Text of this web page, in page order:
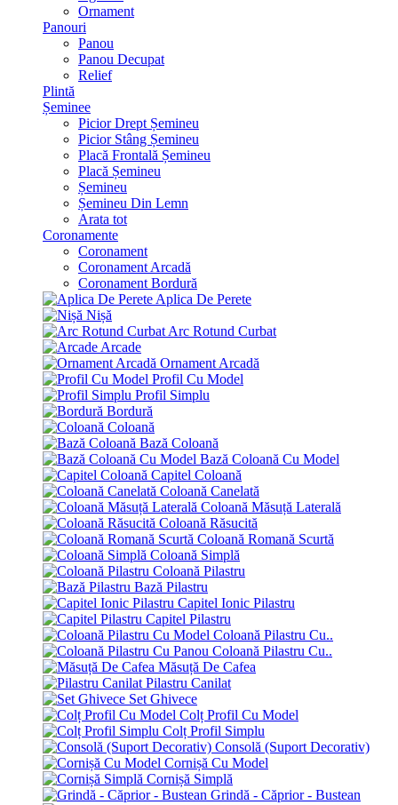
Ornament
Panouri
Panou
Panou Decupat
Relief
Plintă
Șeminee
Picior Drept Șemineu
Picior Stâng Șemineu
Placă Frontală Șemineu
Placă Șemineu
Șemineu
Șemineu Din Lemn
Arata tot
Coronamente
Coronament
Coronament Arcadă
Coronament Bordură
Aplica De Perete
Nișă
Arc Rotund Curbat
Arcade
Ornament Arcadă
Profil Cu Model
Profil Simplu
Bordură
Coloană
Bază Coloană
Bază Coloană Cu Model
Capitel Coloană
Coloană Canelată
Coloană Măsuță Laterală
Coloană Răsucită
Coloană Romană Scurtă
Coloană Simplă
Coloană Pilastru
Bază Pilastru
Capitel Ionic Pilastru
Capitel Pilastru
Coloană Pilastru Cu..
Coloană Pilastru Cu..
Măsuță De Cafea
Pilastru Canilat
Set Ghivece
Colț Profil Cu Model
Colț Profil Simplu
Consolă (Suport Decorativ)
Cornișă Cu Model
Cornișă Simplă
Grindă - Căprior - Bustean